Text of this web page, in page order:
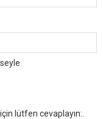
lütfen cevaplayın:.